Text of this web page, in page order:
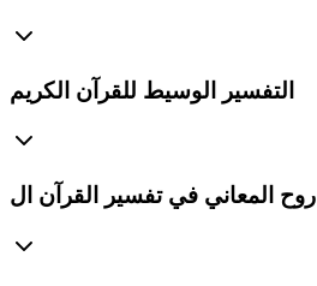
التفسير الوسيط للقرآن الكريم
روح المعاني في تفسير القرآن ال